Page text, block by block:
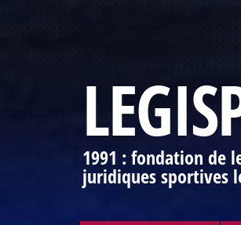
1991 : fondation de
juridiques sportives